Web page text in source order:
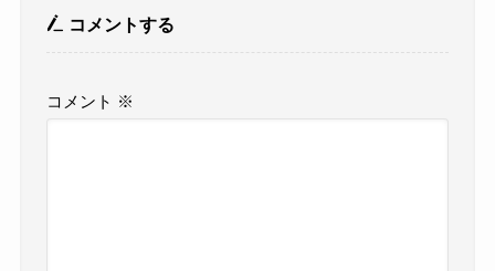
コメントする
コメント ※